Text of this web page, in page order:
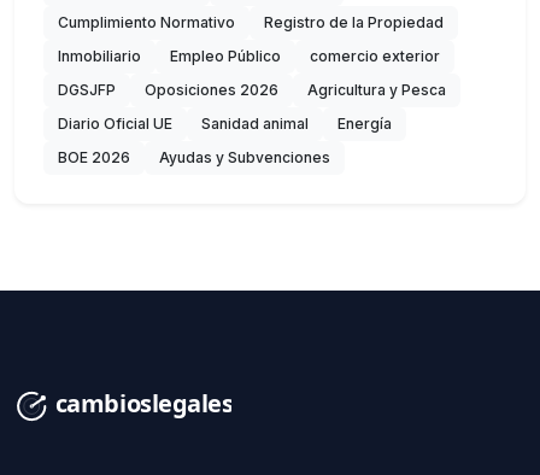
Cumplimiento Normativo
Registro de la Propiedad
Inmobiliario
Empleo Público
comercio exterior
DGSJFP
Oposiciones 2026
Agricultura y Pesca
Diario Oficial UE
Sanidad animal
Energía
BOE 2026
Ayudas y Subvenciones